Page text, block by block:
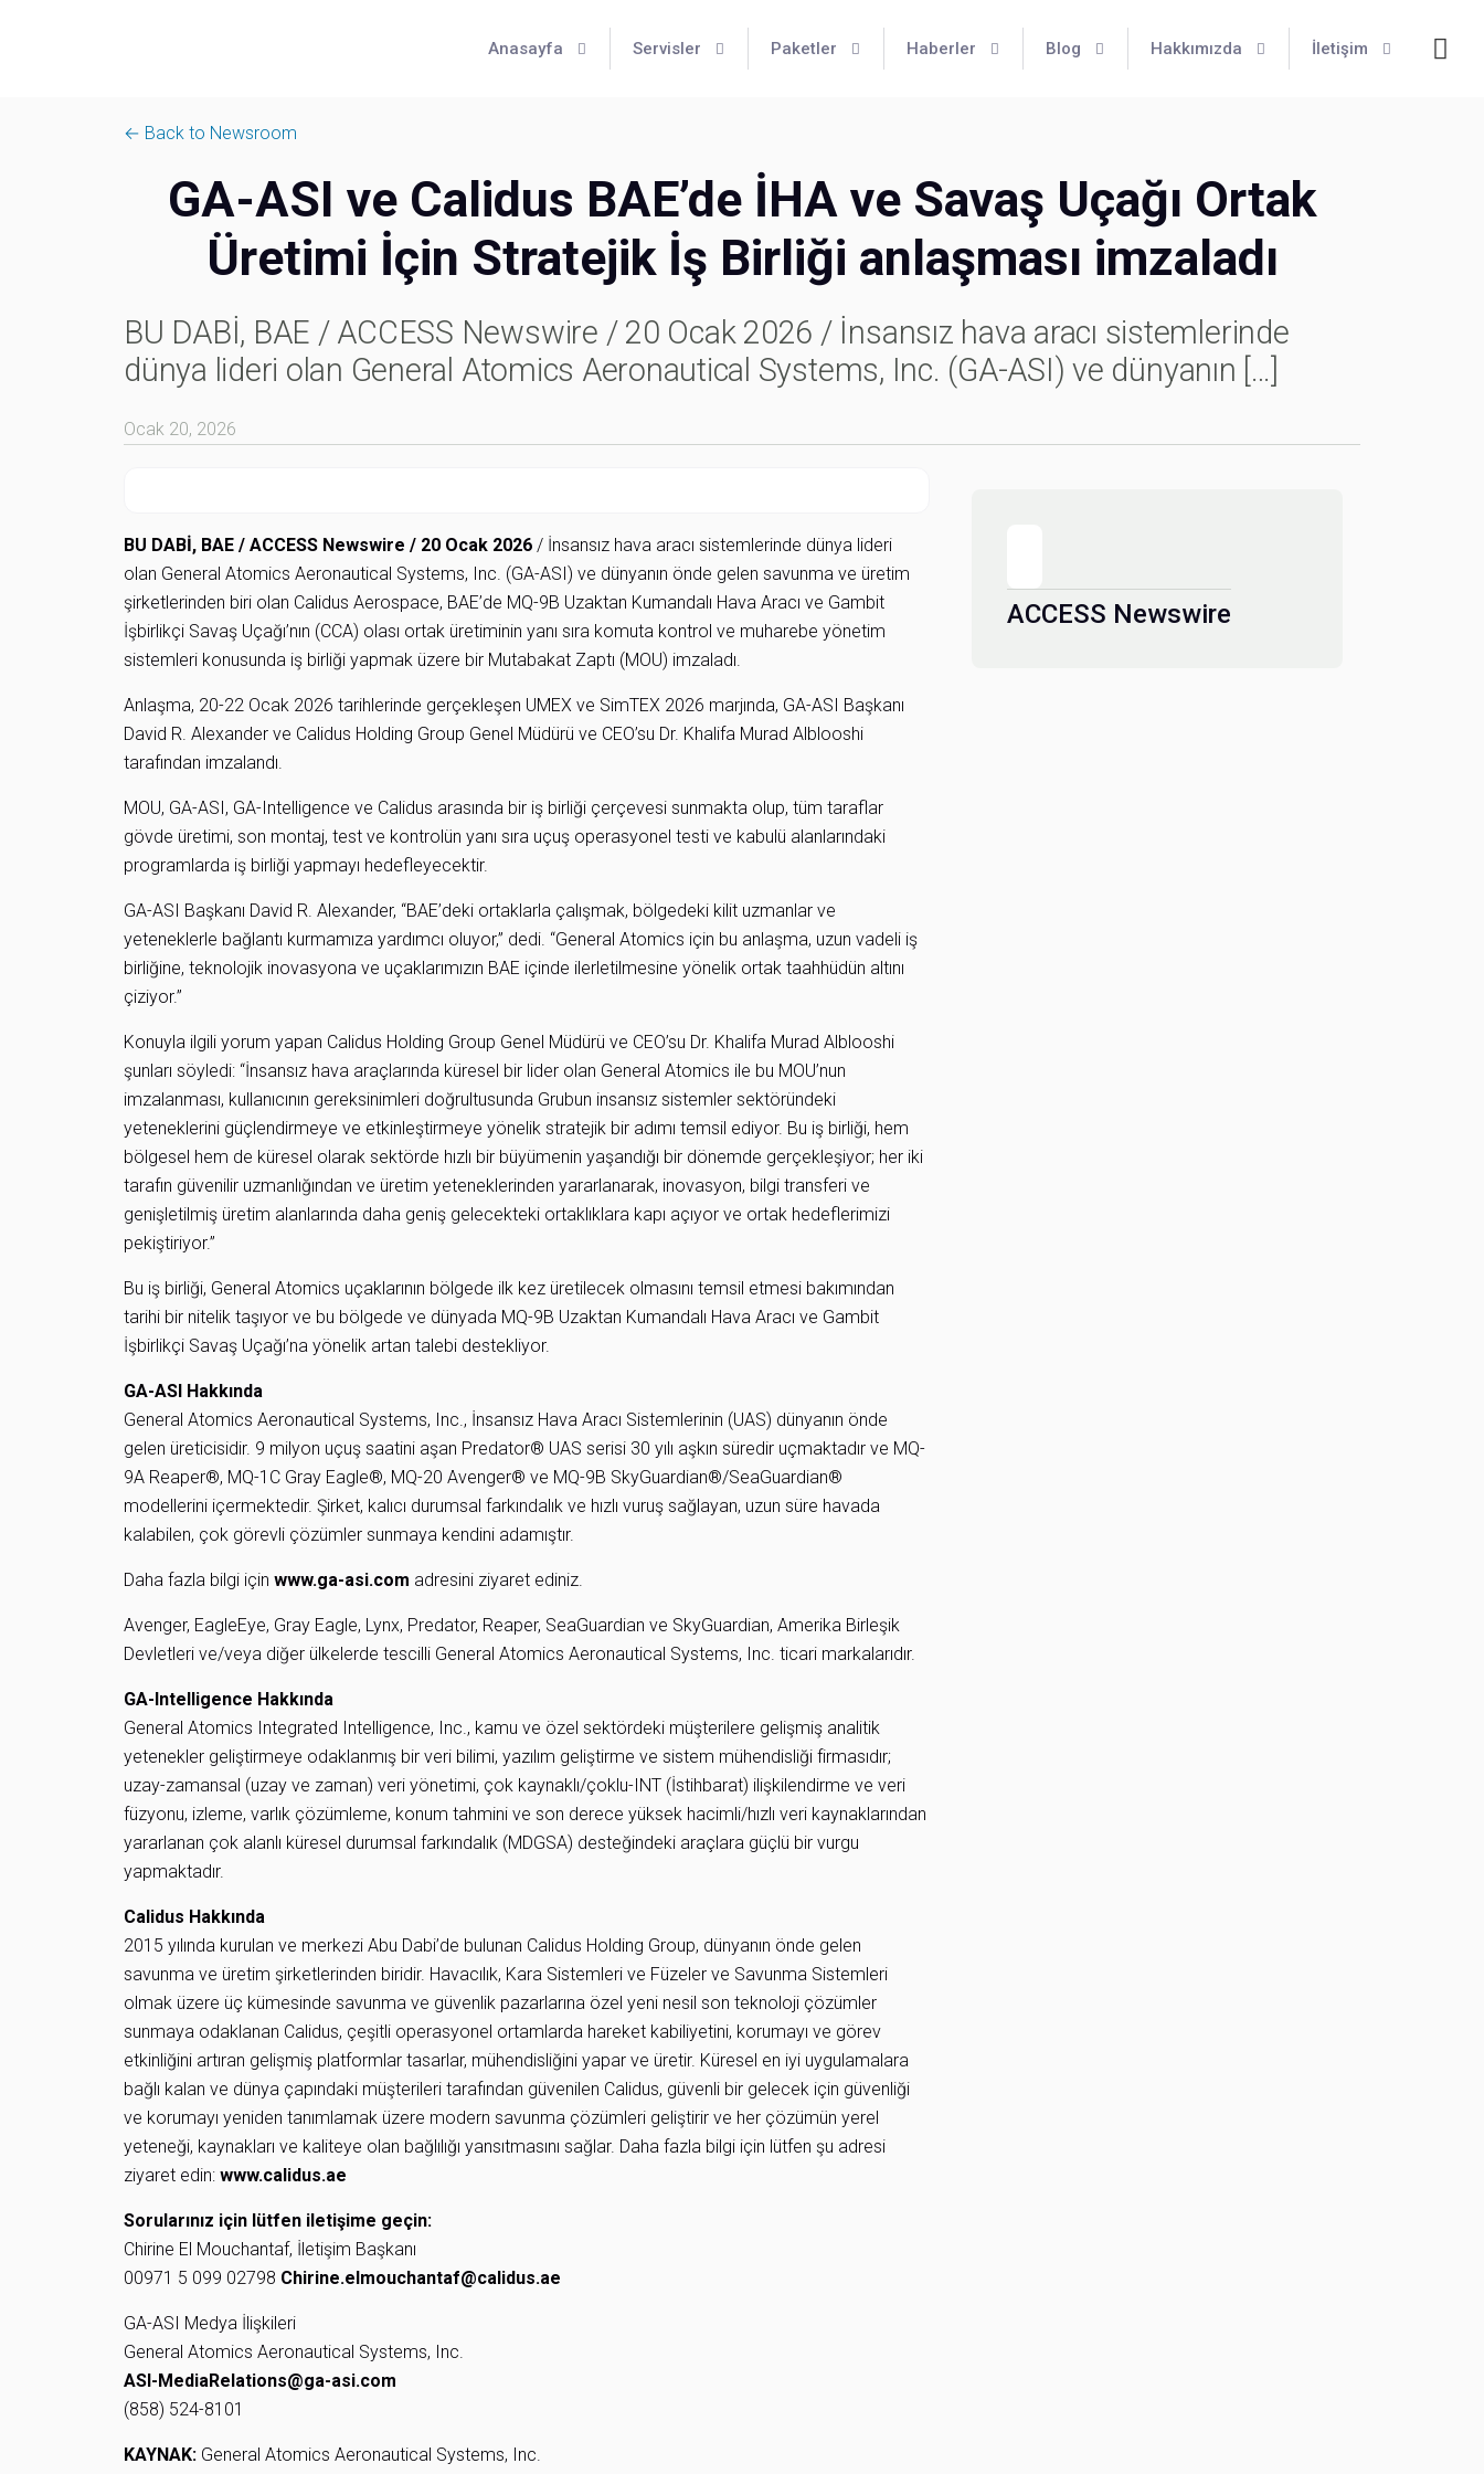
Anasayfa Servisler Paketler Haberler Blog Hakkımızda İletişim
← Back to Newsroom
GA-ASI ve Calidus BAE’de İHA ve Savaş Uçağı Ortak
Üretimi İçin Stratejik İş Birliği anlaşması imzaladı
BU DABİ, BAE / ACCESS Newswire / 20 Ocak 2026 / İnsansız hava aracı sistemlerinde
dünya lideri olan General Atomics Aeronautical Systems, Inc. (GA-ASI) ve dünyanın […]
Ocak 20, 2026
BU DABİ, BAE / ACCESS Newswire / 20 Ocak 2026 / İnsansız hava aracı sistemlerinde dünya lideri
olan General Atomics Aeronautical Systems, Inc. (GA-ASI) ve dünyanın önde gelen savunma ve üretim
şirketlerinden biri olan Calidus Aerospace, BAE’de MQ-9B Uzaktan Kumandalı Hava Aracı ve Gambit
İşbirlikçi Savaş Uçağı’nın (CCA) olası ortak üretiminin yanı sıra komuta kontrol ve muharebe yönetim
sistemleri konusunda iş birliği yapmak üzere bir Mutabakat Zaptı (MOU) imzaladı.
Anlaşma, 20-22 Ocak 2026 tarihlerinde gerçekleşen UMEX ve SimTEX 2026 marjında, GA-ASI Başkanı
David R. Alexander ve Calidus Holding Group Genel Müdürü ve CEO’su Dr. Khalifa Murad Alblooshi
tarafından imzalandı.
MOU, GA-ASI, GA-Intelligence ve Calidus arasında bir iş birliği çerçevesi sunmakta olup, tüm taraflar
gövde üretimi, son montaj, test ve kontrolün yanı sıra uçuş operasyonel testi ve kabulü alanlarındaki
programlarda iş birliği yapmayı hedefleyecektir.
GA-ASI Başkanı David R. Alexander, “BAE’deki ortaklarla çalışmak, bölgedeki kilit uzmanlar ve
yeteneklerle bağlantı kurmamıza yardımcı oluyor,” dedi. “General Atomics için bu anlaşma, uzun vadeli iş
birliğine, teknolojik inovasyona ve uçaklarımızın BAE içinde ilerletilmesine yönelik ortak taahhüdün altını
çiziyor.”
Konuyla ilgili yorum yapan Calidus Holding Group Genel Müdürü ve CEO’su Dr. Khalifa Murad Alblooshi
şunları söyledi: “İnsansız hava araçlarında küresel bir lider olan General Atomics ile bu MOU’nun
imzalanması, kullanıcının gereksinimleri doğrultusunda Grubun insansız sistemler sektöründeki
yeteneklerini güçlendirmeye ve etkinleştirmeye yönelik stratejik bir adımı temsil ediyor. Bu iş birliği, hem
bölgesel hem de küresel olarak sektörde hızlı bir büyümenin yaşandığı bir dönemde gerçekleşiyor; her iki
tarafın güvenilir uzmanlığından ve üretim yeteneklerinden yararlanarak, inovasyon, bilgi transferi ve
genişletilmiş üretim alanlarında daha geniş gelecekteki ortaklıklara kapı açıyor ve ortak hedeflerimizi
pekiştiriyor.”
Bu iş birliği, General Atomics uçaklarının bölgede ilk kez üretilecek olmasını temsil etmesi bakımından
tarihi bir nitelik taşıyor ve bu bölgede ve dünyada MQ-9B Uzaktan Kumandalı Hava Aracı ve Gambit
İşbirlikçi Savaş Uçağı’na yönelik artan talebi destekliyor.
GA-ASI Hakkında
General Atomics Aeronautical Systems, Inc., İnsansız Hava Aracı Sistemlerinin (UAS) dünyanın önde
gelen üreticisidir. 9 milyon uçuş saatini aşan Predator® UAS serisi 30 yılı aşkın süredir uçmaktadır ve MQ-
9A Reaper®, MQ-1C Gray Eagle®, MQ-20 Avenger® ve MQ-9B SkyGuardian®/SeaGuardian®
modellerini içermektedir. Şirket, kalıcı durumsal farkındalık ve hızlı vuruş sağlayan, uzun süre havada
kalabilen, çok görevli çözümler sunmaya kendini adamıştır.
Daha fazla bilgi için www.ga-asi.com adresini ziyaret ediniz.
Avenger, EagleEye, Gray Eagle, Lynx, Predator, Reaper, SeaGuardian ve SkyGuardian, Amerika Birleşik
Devletleri ve/veya diğer ülkelerde tescilli General Atomics Aeronautical Systems, Inc. ticari markalarıdır.
GA-Intelligence Hakkında
General Atomics Integrated Intelligence, Inc., kamu ve özel sektördeki müşterilere gelişmiş analitik
yetenekler geliştirmeye odaklanmış bir veri bilimi, yazılım geliştirme ve sistem mühendisliği firmasıdır;
uzay-zamansal (uzay ve zaman) veri yönetimi, çok kaynaklı/çoklu-INT (İstihbarat) ilişkilendirme ve veri
füzyonu, izleme, varlık çözümleme, konum tahmini ve son derece yüksek hacimli/hızlı veri kaynaklarından
yararlanan çok alanlı küresel durumsal farkındalık (MDGSA) desteğindeki araçlara güçlü bir vurgu
yapmaktadır.
Calidus Hakkında
2015 yılında kurulan ve merkezi Abu Dabi’de bulunan Calidus Holding Group, dünyanın önde gelen
savunma ve üretim şirketlerinden biridir. Havacılık, Kara Sistemleri ve Füzeler ve Savunma Sistemleri
olmak üzere üç kümesinde savunma ve güvenlik pazarlarına özel yeni nesil son teknoloji çözümler
sunmaya odaklanan Calidus, çeşitli operasyonel ortamlarda hareket kabiliyetini, korumayı ve görev
etkinliğini artıran gelişmiş platformlar tasarlar, mühendisliğini yapar ve üretir. Küresel en iyi uygulamalara
bağlı kalan ve dünya çapındaki müşterileri tarafından güvenilen Calidus, güvenli bir gelecek için güvenliği
ve korumayı yeniden tanımlamak üzere modern savunma çözümleri geliştirir ve her çözümün yerel
yeteneği, kaynakları ve kaliteye olan bağlılığı yansıtmasını sağlar. Daha fazla bilgi için lütfen şu adresi
ziyaret edin: www.calidus.ae
Sorularınız için lütfen iletişime geçin:
Chirine El Mouchantaf, İletişim Başkanı
00971 5 099 02798 Chirine.elmouchantaf@calidus.ae
GA-ASI Medya İlişkileri
General Atomics Aeronautical Systems, Inc.
ASI-MediaRelations@ga-asi.com
(858) 524-8101
KAYNAK: General Atomics Aeronautical Systems, Inc.
ACCESS Newswire